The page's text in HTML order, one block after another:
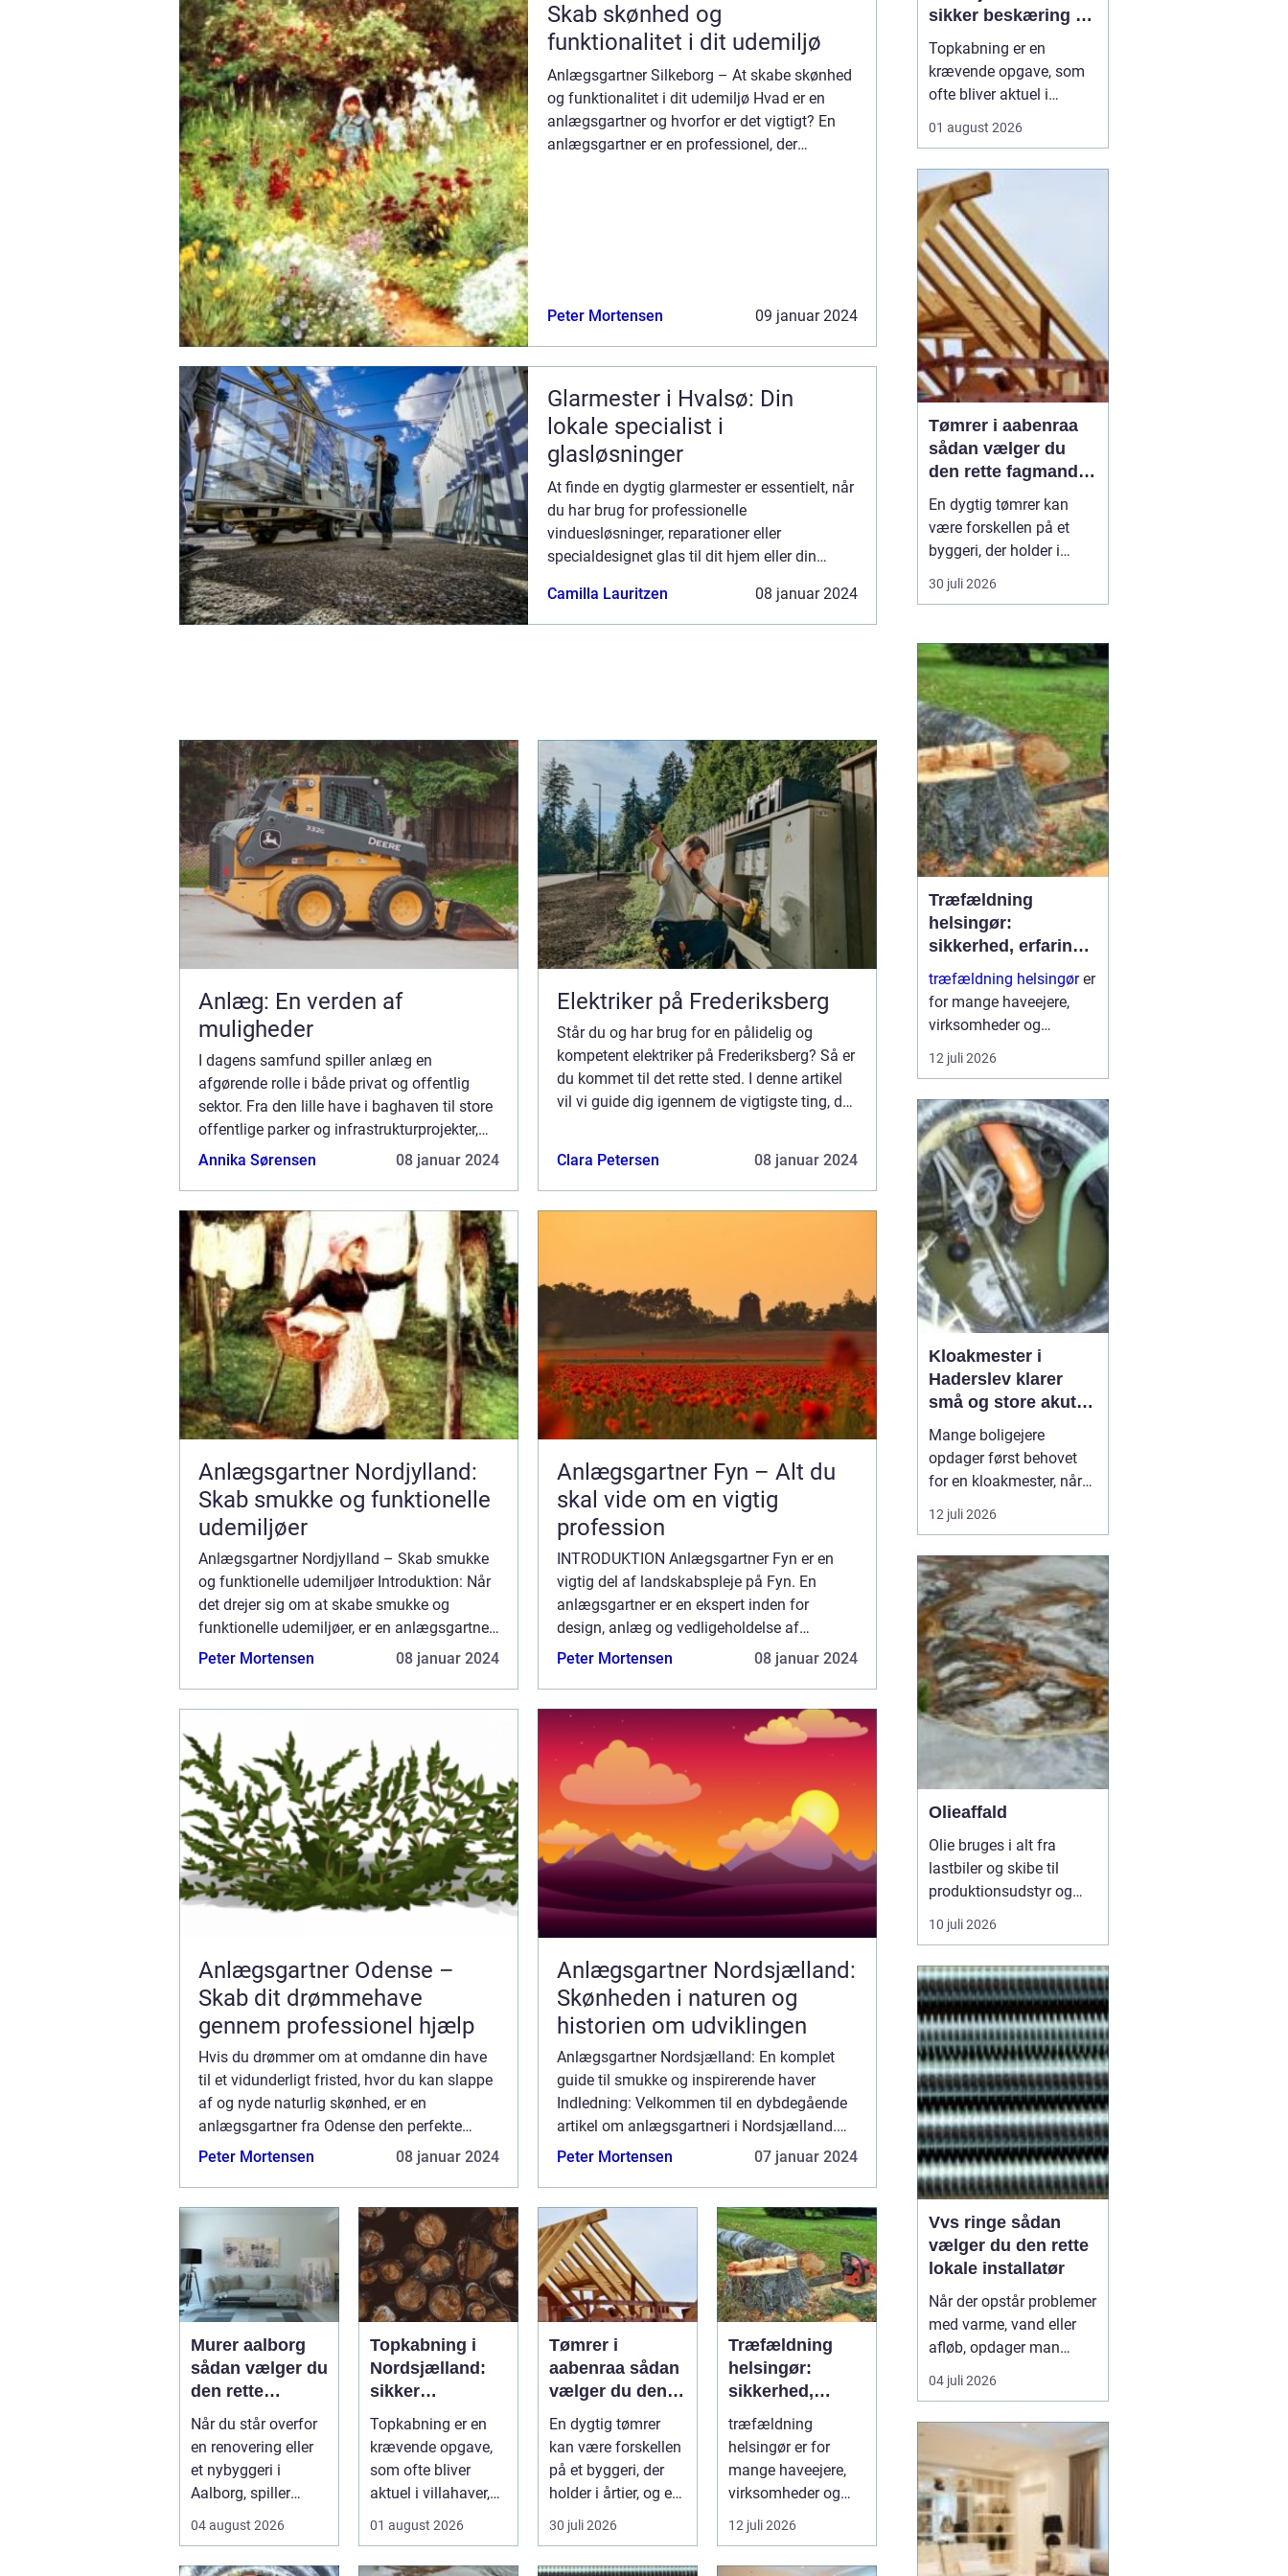
Skab skønhed og
funktionalitet i dit udemiljø
Anlægsgartner Silkeborg – At skabe skønhed
og funktionalitet i dit udemiljø Hvad er en
anlægsgartner og hvorfor er det vigtigt? En
anlægsgartner er en professionel, der
Peter Mortensen 09 januar 2024
Glarmester i Hvalsø: Din
lokale specialist i
glasløsninger
At finde en dygtig glarmester er essentielt, når
du har brug for professionelle
vinduesløsninger, reparationer eller
specialdesignet glas til dit hjem eller din
heldigvis hjælp at hente f...
Camilla Lauritzen 08 januar 2024
Anlæg: En verden af
muligheder
I dagens samfund spiller anlæg en
afgørende rolle i både privat og offentlig
sektor. Fra den lille have i baghaven til store
offentlige parker og infrastrukturprojekter,
dækker begrebet “anlæg” over en bred ...
Annika Sørensen 08 januar 2024
Elektriker på Frederiksberg
Står du og har brug for en pålidelig og
kompetent elektriker på Frederiksberg? Så er
du kommet til det rette sted. I denne artikel
vil vi guide dig igennem de vigtigste ting, du
Clara Petersen
08 januar 2024
Anlægsgartner Nordjylland:
Skab smukke og funktionelle
udemiljøer
Anlægsgartner Nordjylland – Skab smukke
og funktionelle udemiljøer Introduktion: Når
det drejer sig om at skabe smukke og
funktionelle udemiljøer, er en anlægsgartner
Nordjylland dit bedste valg. En
Peter Mortensen 08 januar 2024
Anlægsgartner Fyn – Alt du
skal vide om en vigtig
profession
INTRODUKTION Anlægsgartner Fyn er en
vigtig del af landskabspleje på Fyn. En
anlægsgartner er en ekspert inden for
design, anlæg og vedligeholdelse af
udendørsarealer. Deres ekspertise spænder
Peter Mortensen 08 januar 2024
Anlægsgartner Odense –
Skab dit drømmehave
gennem professionel hjælp
Hvis du drømmer om at omdanne din have
til et vidunderligt fristed, hvor du kan slappe
af og nyde naturlig skønhed, er en
anlægsgartner fra Odense den perfekte
partner. Med deres ekspertise og erfaring
Peter Mortensen 08 januar 2024
Anlægsgartner Nordsjælland:
Skønheden i naturen og
historien om udviklingen
Anlægsgartner Nordsjælland: En komplet
guide til smukke og inspirerende haver
Indledning: Velkommen til en dybdegående
artikel om anlægsgartneri i Nordsjælland.
Denne guide vil udforske, hvad det
Peter Mortensen 07 januar 2024
Murer aalborg
sådan vælger du
den rette
fagmand til dit
næste projekt
Når du står overfor
en renovering eller
et nybyggeri i
Aalborg, spiller
valget af murer en
stor roll...
04 august 2026
Topkabning i
Nordsjælland:
sikker
beskæring af
store træer
Topkabning er en
krævende opgave,
som ofte bliver
aktuel i villahaver,
sommerhusområder
01 august 2026
Tømrer i
aabenraa sådan
vælger du den
rette fagmand til
dit projekt
En dygtig tømrer
kan være forskellen
på et byggeri, der
holder i årtier, og et
projekt, der hurtigt ...
30 juli 2026
Træfældning
helsingør:
sikkerhed,
erfaring og gode
løsninger i
nordsjælland
træfældning
helsingør er for
mange haveejere,
virksomheder og
grundejerforeninger
et nødvendigt skri...
12 juli 2026
sikker beskæring af
store træer
Topkabning er en
krævende opgave, som
ofte bliver aktuel i
sommerhusområder og
Nordsjælland. Store
træer kan give skygge,
læ og charme, men de
kan også udvikle sig til
en risiko, hvis de st...
01 august 2026
Tømrer i aabenraa
sådan vælger du
den rette fagmand
til dit projekt
En dygtig tømrer kan
være forskellen på et
byggeri, der holder i
årtier, og et projekt, der
hurtigt giver problemer.
omkring Aabenraa, har
du mange muligheder,
men hvordan finder du
den rigtige
samarbejdspartner til nyt
tag, vindue...
30 juli 2026
Træfældning
helsingør:
sikkerhed, erfaring
og gode løsninger i
nordsjælland
træfældning helsingører
for mange haveejere,
virksomheder og
grundejerforeninger et
nødvendigt skridt for at
sikre og pæne. Når et
træ bliver for højt, sygt
e...
12 juli 2026
Kloakmester i
Haderslev klarer
små og store akutte
opgaver
Mange boligejere
opdager først behovet
for en kloakmester, når
uheldet er ude. Vand i
kælderen, lugtgener fra
kloakken er nogle af de
typiske signaler. En
autoriseret kloakmester
kan hj&ael...
12 juli 2026
Olieaffald
Olie bruges i alt fra
lastbiler og skibe til
produktionsudstyr og
små værksteder. Når
olien har gjort sit
Olieaffald, og så opstår
det vigtige spørgsmål:
Hv...
10 juli 2026
Vvs ringe sådan
vælger du den rette
lokale installatør
Når der opstår problemer
med varme, vand eller
afløb, opdager man
hurtigt, hvor afhængig
hverdagen er af
installationer. En
dryppende vandhane, et
defekt toilet eller kolde
radiatorer kan virke som
småting, men de kan
hurtigt udvikle si...
04 juli 2026